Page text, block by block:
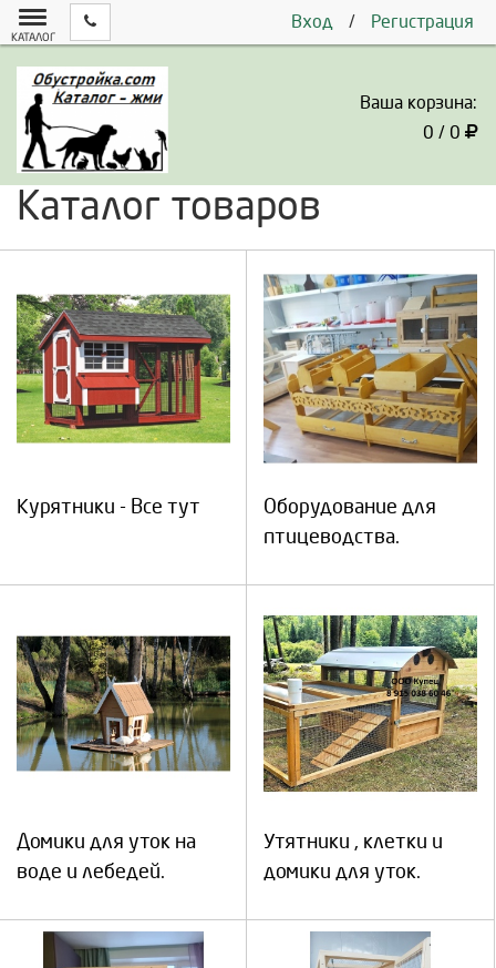
Вход / Регистрация
КАТАЛОГ
Ваша корзина:
0 / 0
Каталог товаров
Курятники - Все тут
Оборудование для
птицеводства.
Домики для уток на
воде и лебедей.
Утятники , клетки и
домики для уток.